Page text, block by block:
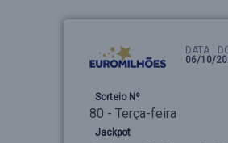
DATA
06/10/
Sorteio Nº
80 - Terça-feira
Jackpot